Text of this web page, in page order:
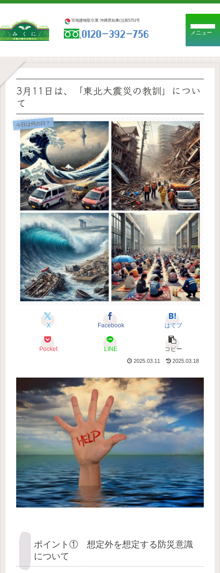
宅地建物取引業 沖縄県知事(1)第5751号
メニュー
3月11日は、「東北大震災の教訓」につい
て
今日は何の日？
X Facebook はてブ
Pocket LINE コピー
2025.03.11 2025.03.18
ポイント① 想定外を想定する防災意識
について